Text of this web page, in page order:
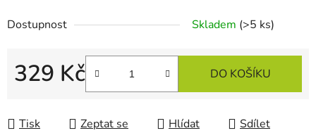
Dostupnost Skladem (>5 ks)
329 Kč DO KOŠÍKU
Tisk Zeptat se Hlídat Sdílet